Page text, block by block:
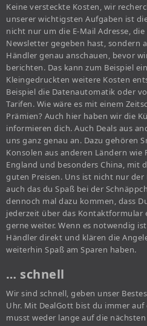
Keine versteckte Kosten, wir
unserer wichtigsten Aufgaben ist
nicht nur um die E-Mail Adresse,
Newsletter gegeben hast, sondern
Händler genau anschauen, bevor
berichten. Das kann zum Beispiel
Kleingedruckten weitere Kosten
Beispiel die Datenautomatik oder
Tarifen. Wie wäre es mit einem
Prämien? Auch hier haben wir die
informieren dich. Auch Deals aus
uns ganz genau an. Dazu gehören
Konsolen aus anderen Ländern wie
England und besonders China, mit
guten Preisen. Uns ist nicht nur
auch das du Spaß bei der
dennoch mal dazu kommen, dass
jederzeit über das Kontaktformular
gerne weiter. Wenn es notwendig
Händler direkt und klären die
weiterhin Spaß am Sparen haben.
… schnell
Wir sind schnell, geben unser
Uhr. Mit DealGott bist du immer
musst weder lange auf die